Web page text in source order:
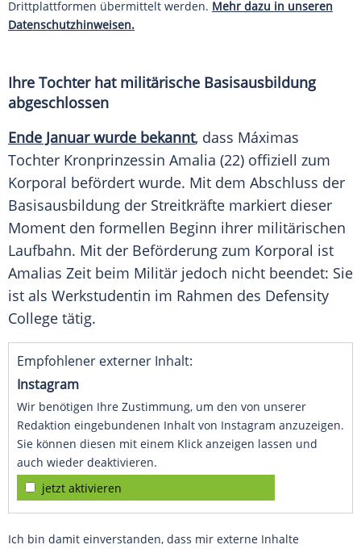
Drittplattformen übermittelt werden. Mehr dazu in unseren
Datenschutzhinweisen.
Ihre Tochter hat militärische Basisausbildung
abgeschlossen
Ende Januar wurde bekannt, dass Máximas
Tochter Kronprinzessin Amalia (22) offiziell zum
Korporal befördert wurde. Mit dem Abschluss der
Basisausbildung der Streitkräfte markiert dieser
Moment den formellen Beginn ihrer militärischen
Laufbahn. Mit der Beförderung zum Korporal ist
Amalias Zeit beim Militär jedoch nicht beendet: Sie
ist als Werkstudentin im Rahmen des Defensity
College tätig.
Empfohlener externer Inhalt:
Instagram
Wir benötigen Ihre Zustimmung, um den von unserer
Redaktion eingebundenen Inhalt von Instagram anzuzeigen.
Sie können diesen mit einem Klick anzeigen lassen und
auch wieder deaktivieren.
jetzt aktivieren
Ich bin damit einverstanden, dass mir externe Inhalte